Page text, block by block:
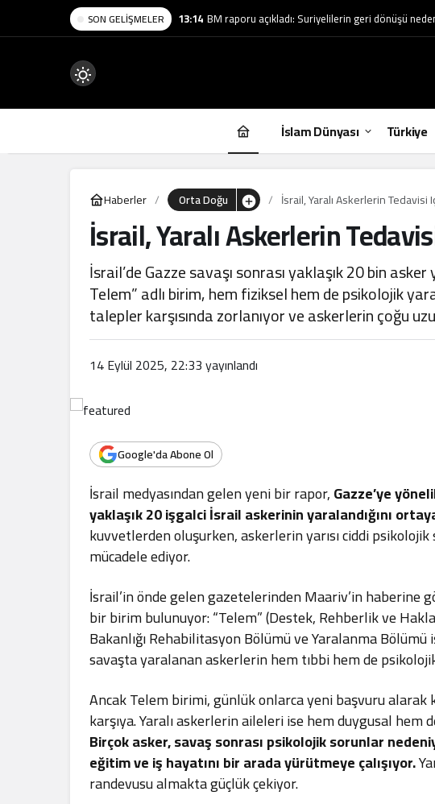
SON GELIŞMELER 13:14 BM raporu açıkladı: Suriyelilerin geri dönüşü
Mod
değiştir
İslam Dünyası Türkiye
Haberler Orta Doğu İsrail, Yaralı Askerlerin Tedavisi
İsrail, Yaralı Askerlerin
İsrail’de Gazze savaşı sonrası yaklaşık 20 bin
Telem” adlı birim, hem fiziksel hem de psikolojik
talepler karşısında zorlanıyor ve askerlerin çoğu
14 Eylül 2025, 22:33yayınlandı
Google'da Abone Ol
İsrail medyasından gelen yeni bir rapor,Gazze’ye
yaklaşık 20 işgalci İsrail askerinin yaralandığını
kuvvetlerden oluşurken, askerlerin yarısı ciddi
mücadele ediyor.
İsrail’in önde gelen gazetelerinden Maariv’in haberine
bir birim bulunuyor: “Telem” (Destek, Rehberlik ve
Bakanlığı Rehabilitasyon Bölümü ve Yaralanma
savaşta yaralanan askerlerin hem tıbbi hem de
Ancak Telem birimi, günlük onlarca yeni başvuru
karşıya. Yaralı askerlerin aileleri ise hem duygusal hem
Birçok asker, savaş sonrası psikolojik sorunlar
eğitim ve iş hayatını bir arada yürütmeye çalışıyor.
randevusu almakta güçlük çekiyor.